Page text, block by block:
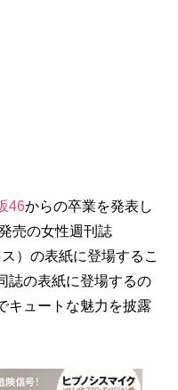
46からの卒業を発表し
売の女性週刊誌
）の表紙に登場するこ
誌の表紙に登場するの
キュートな魅力を披露